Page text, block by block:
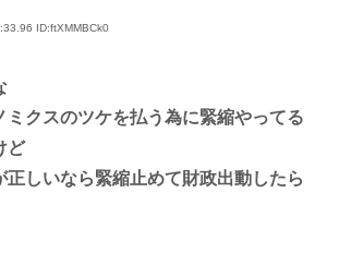
ID:ftXMMBCk0
ミクスのツケを払う為に緊縮やってる
ど
正しいなら緊縮止めて財政出動したら